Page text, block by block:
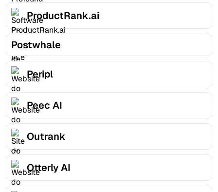
ProductRank.ai
Postwhale
Peripl
Peec AI
Outrank
Otterly AI